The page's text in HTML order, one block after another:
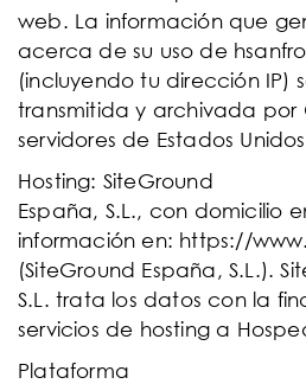
web. La información que
acerca de su uso de
(incluyendo tu dirección IP)
transmitida y archivada por
servidores de Estados
Hosting: SiteGround
España, S.L., con domicilio
información en: https://
(SiteGround España, S.L.).
S.L. trata los datos con la
servicios de hosting a
Plataforma